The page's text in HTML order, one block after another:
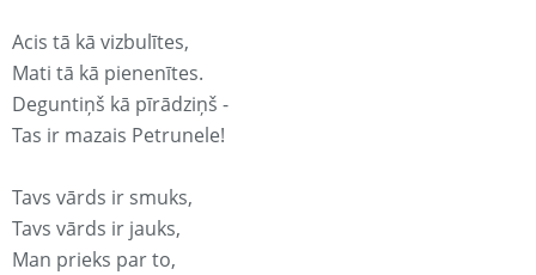
Acis tā kā vizbulītes,
Mati tā kā pienenītes.
Deguntiņš kā pīrādziņš -
Tas ir mazais Petrunele!
Tavs vārds ir smuks,
Tavs vārds ir jauks,
Man prieks par to,